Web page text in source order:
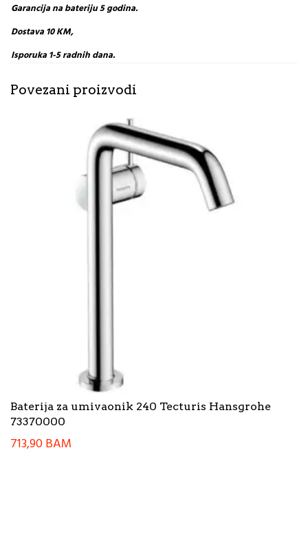
Garancija na bateriju 5 godina.
Dostava 10 KM,
Isporuka 1-5 radnih dana.
Povezani proizvodi
Baterija za umivaonik 240 Tecturis Hansgrohe
73370000
713,90BAM